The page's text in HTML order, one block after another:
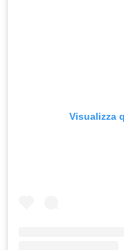
Visualizza